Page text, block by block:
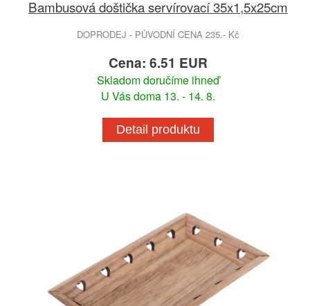
Bambusová doštička servírovací 35x1,5x25cm
DOPRODEJ - PŮVODNÍ CENA 235.- Kč
Cena: 6.51 EUR
Skladom doručíme ihneď
U Vás doma 13. - 14. 8.
Detail produktu